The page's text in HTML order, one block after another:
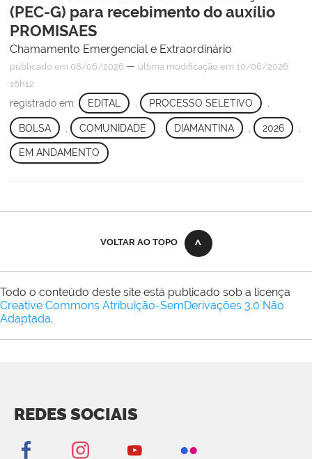
(PEC-G) para recebimento do auxílio
PROMISAES
Chamamento Emergencial e Extraordinário
publicado em 08/06/2026 — última modificação em 10/06/2026
16h12
registrado em: EDITAL PROCESSO SELETIVO
BOLSA COMUNIDADE DIAMANTINA , 2026
EM ANDAMENTO
VOLTAR AO TOPO
Todo o conteúdo deste site está publicado sob a licença
Creative Commons Atribuição-SemDerivações 3.0 Não
Adaptada.
REDES SOCIAIS